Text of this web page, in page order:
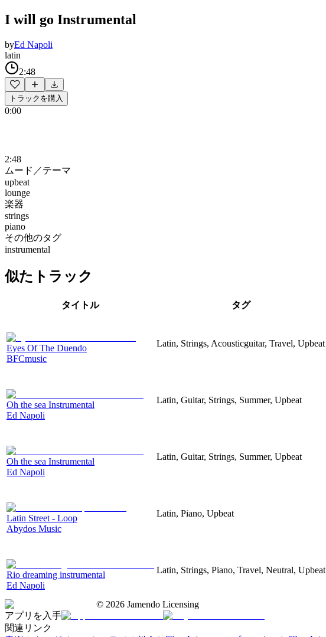
I will go Instrumental
byEd Napoli
latin
2:48
トラックを購入
0:00
2:48
ムード／テーマ
upbeat
lounge
楽器
strings
piano
その他のタグ
instrumental
似たトラック
タイトル タグ
Eyes Of The Duendo
BFCmusic
Latin, Strings, Acousticguitar, Travel, Upbeat
Oh the sea Instrumental
Ed Napoli
Latin, Guitar, Strings, Summer, Upbeat
Oh the sea Instrumental
Ed Napoli
Latin, Guitar, Strings, Summer, Upbeat
Latin Street - Loop
Abydos Music
Latin, Piano, Upbeat
Rio dreaming instrumental
Ed Napoli
Latin, Strings, Piano, Travel, Neutral, Upbeat
© 2026 Jamendo Licensing
アプリを入手
関連リンク